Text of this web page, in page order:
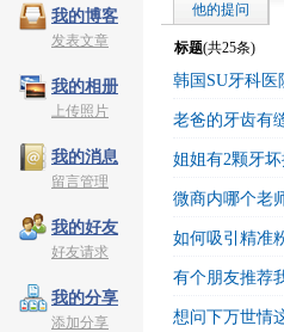
我的博客
发表文章
我的相册
上传照片
我的消息
留言管理
我的好友
好友请求
我的分享
添加分享
他的提问
标题(共25条)
韩国SU牙科
老爸的牙齿有
姐姐有2颗牙
微商内哪个老
如何吸引精准
有个朋友推荐
想问下万世情